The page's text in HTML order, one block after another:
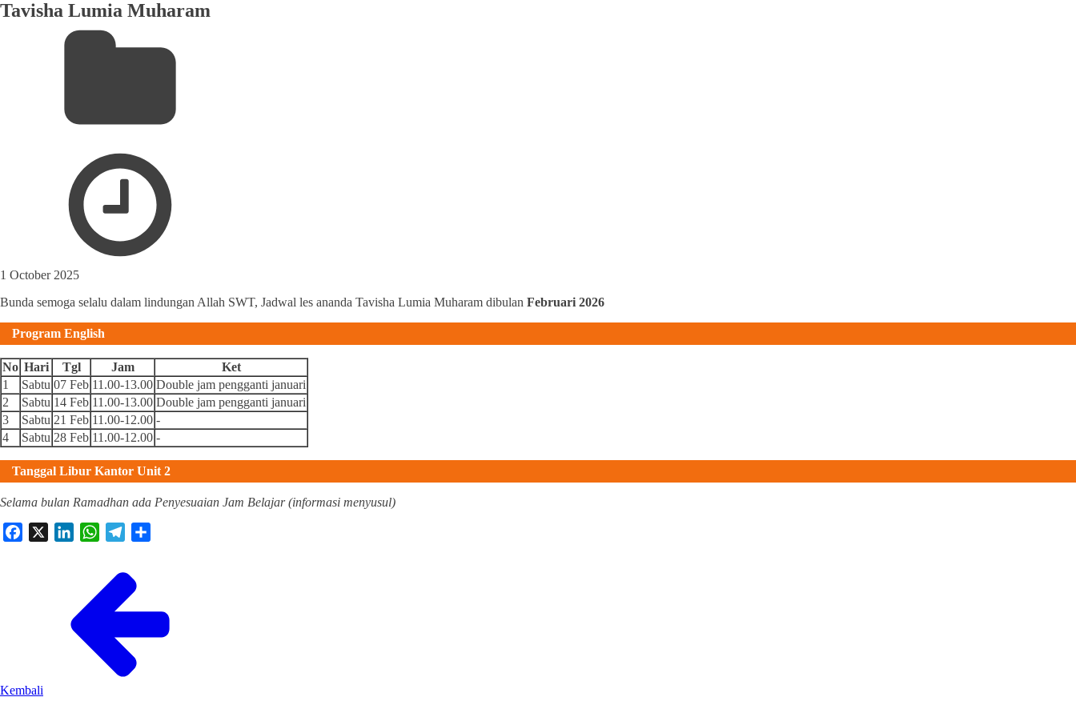
Tavisha Lumia Muharam
1 October 2025
Bunda semoga selalu dalam lindungan Allah SWT, Jadwal les ananda Tavisha Lumia Muharam dibulan Februari 2026
Program English
No Hari Tgl Jam
Ket
1
Sabtu 07 Feb 11.00-13.00 Double jam pengganti januari
2
Sabtu 14 Feb 11.00-13.00 Double jam pengganti januari
3
Sabtu 21 Feb 11.00-12.00 -
4
Sabtu 28 Feb 11.00-12.00 -
Tanggal Libur Kantor Unit 2
Selama bulan Ramadhan ada Penyesuaian Jam Belajar (informasi menyusul)
Facebook LinkedInWhatsAppTelegram
Kembali